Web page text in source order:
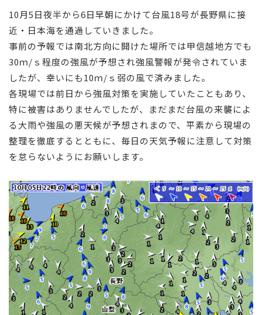
採用情報
お問い合わせ
10月5日夜半から6日早朝にかけて台風18号が長野県に接
近・日本海を通過していきました。
事前の予報では南北方向に開けた場所では甲信越地方でも
30ｍ/ｓ程度の強風が予想され強風警報が発令されていま
したが、幸いにも10ｍ/ｓ弱の風で済みました。
各現場では前日から強風対策を実施していたこともあり、
特に被害はありませんでしたが、まだまだ台風の来襲によ
る大雨や強風の悪天候が予想されまので、平素から現場の
整理を徹底するとともに、毎日の天気予報に注意して対策
を怠らないようにお願いします。